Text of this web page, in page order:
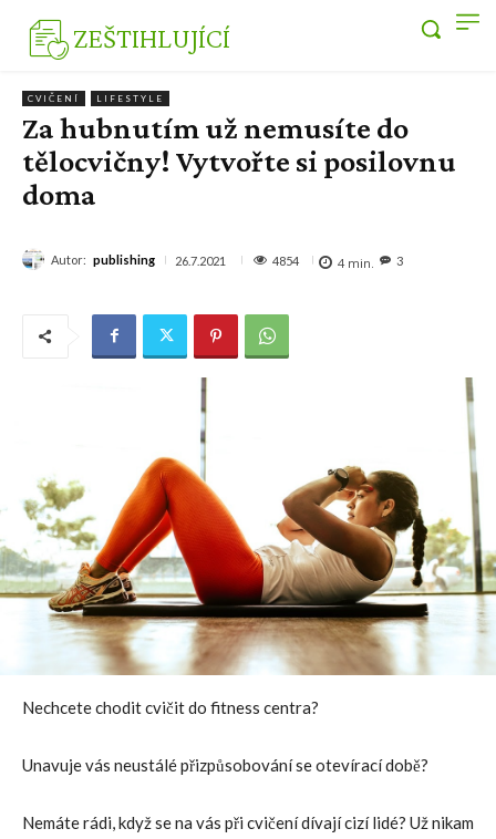
ZEŠTIHLUJÍCÍ
CVIČENÍ LIFESTYLE
Za hubnutím už nemusíte do
tělocvičny! Vytvořte si posilovnu
doma
Autor: publishing 26.7.2021 4854 4 min. 3
Nechcete chodit cvičit do fitness centra?
Unavuje vás neustálé přizpůsobování se otevírací době?
Nemáte rádi, když se na vás při cvičení dívají cizí lidé? Už nikam